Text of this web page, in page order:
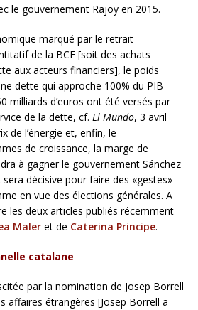
le gouvernement Rajoy en 2015.
marqué par le retrait
de la BCE [soit des achats
aux acteurs financiers], le poids
dette qui approche 100% du PIB
milliards d’euros ont été versés par
de la dette, cf. El Mundo, 3 avril
de l’énergie et, enfin, le
de croissance, la marge de
à gagner le gouvernement Sánchez
décisive pour faire des «gestes»
en vue des élections générales. A
les deux articles publiés récemment
Maler et de Caterina Principe.
catalane
par la nomination de Josep Borrell
affaires étrangères [Josep Borrell a